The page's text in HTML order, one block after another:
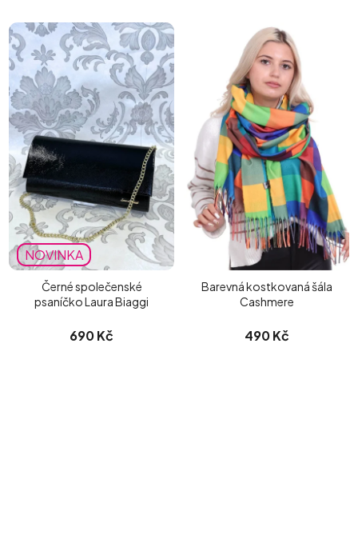
NOVINKA
Černé společenské
psaníčko Laura Biaggi
690 Kč
Barevná kostkovaná šála
Cashmere
490 Kč